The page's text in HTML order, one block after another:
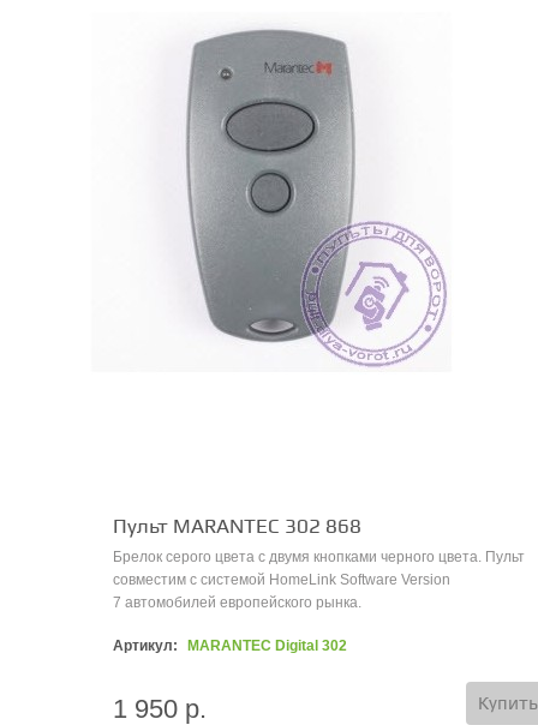
Пульт MARANTEC 302 868
Брелок серого цвета с двумя кнопками черного цвета. Пульт
совместим с системой HomeLink Software Version
7 автомобилей европейского рынка.
Артикул: MARANTEC Digital 302
1 950 р. Купить